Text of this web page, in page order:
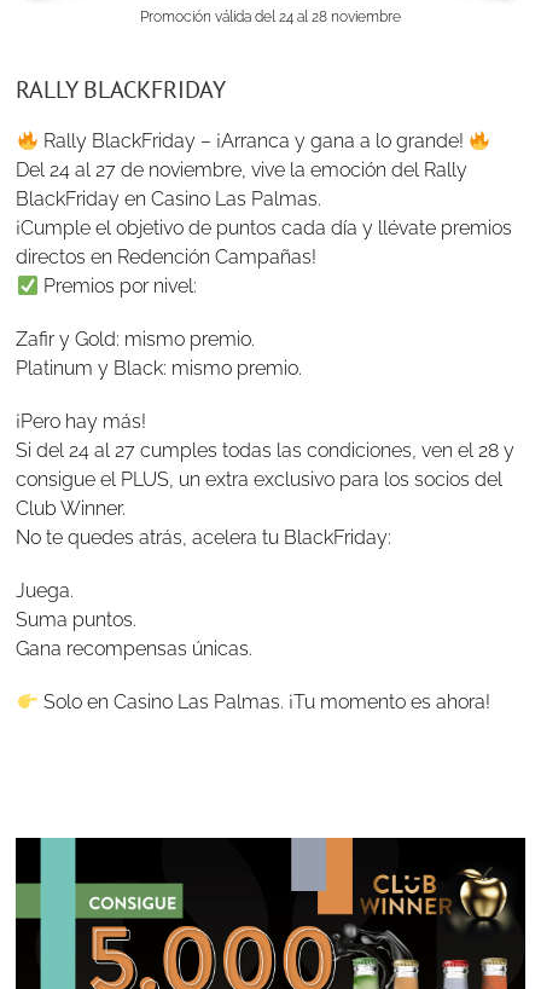
Promoción válida del 24 al 28 noviembre
RALLY BLACKFRIDAY
Rally BlackFriday – ¡Arranca y gana a lo grande!
Del 24 al 27 de noviembre, vive la emoción del Rally
BlackFriday en Casino Las Palmas.
¡Cumple el objetivo de puntos cada día y llévate premios
directos en Redención Campañas!
Premios por nivel:
Zafir y Gold: mismo premio.
Platinum y Black: mismo premio.
¡Pero hay más!
Si del 24 al 27 cumples todas las condiciones, ven el 28 y
consigue el PLUS, un extra exclusivo para los socios del
Club Winner.
No te quedes atrás, acelera tu BlackFriday:
Juega.
Suma puntos.
Gana recompensas únicas.
Solo en Casino Las Palmas. ¡Tu momento es ahora!